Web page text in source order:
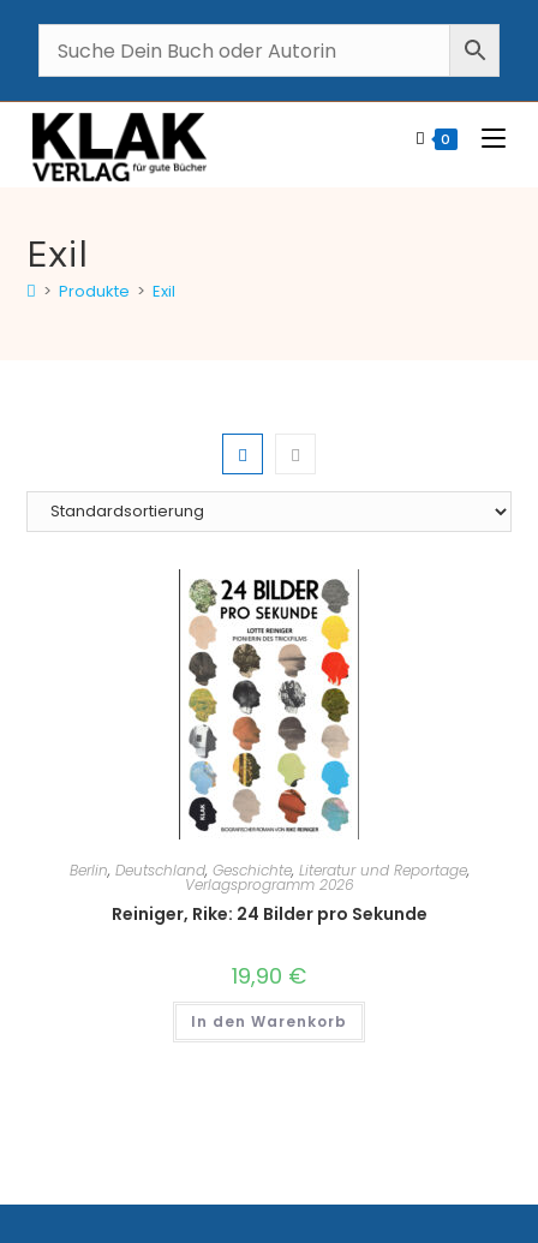
0
Exil
> Produkte > Exil
Berlin, Deutschland, Geschichte, Literatur und Reportage,
Verlagsprogramm 2026
Reiniger, Rike: 24 Bilder pro Sekunde
19,90 €
In den Warenkorb